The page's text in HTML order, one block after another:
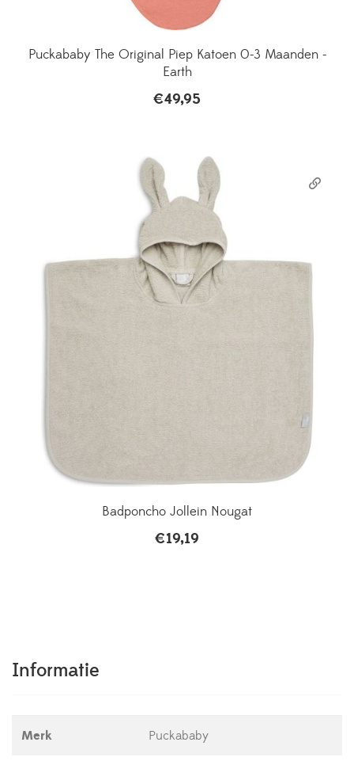
Puckababy The Original Piep Katoen 0-3 Maanden -
Earth
€49,95
Badponcho Jollein Nougat
€19,19
Informatie
Merk Puckababy